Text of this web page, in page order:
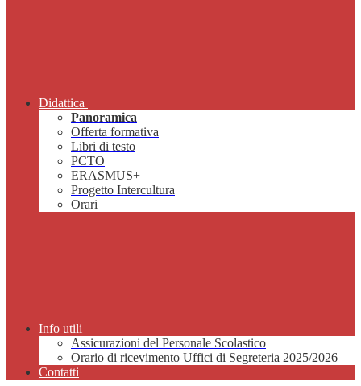
Didattica
Panoramica
Offerta formativa
Libri di testo
PCTO
ERASMUS+
Progetto Intercultura
Orari
Info utili
Assicurazioni del Personale Scolastico
Orario di ricevimento Uffici di Segreteria 2025/2026
Contatti